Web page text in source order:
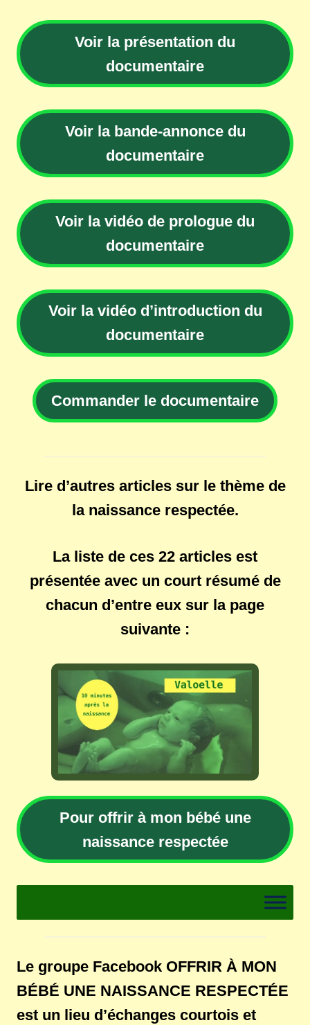
Voir la présentation du
documentaire
Voir la bande-annonce du
documentaire
Voir la vidéo de prologue du
documentaire
Voir la vidéo d’introduction du
documentaire
Commander le documentaire
Lire d’autres articles sur le thème de
la naissance respectée.
La liste de ces 22 articles est
présentée avec un court résumé de
chacun d’entre eux sur la page
suivante :
Pour offrir à mon bébé une
naissance respectée
Le groupe Facebook OFFRIR À MON
BÉBÉ UNE NAISSANCE RESPECTÉE
est un lieu d’échanges courtois et